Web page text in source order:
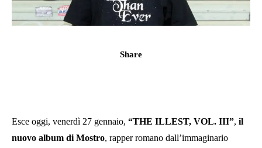
Share
Esce oggi, venerdì 27 gennaio, “THE ILLEST, VOL. III”, il
nuovo album di Mostro, rapper romano dall’immaginario